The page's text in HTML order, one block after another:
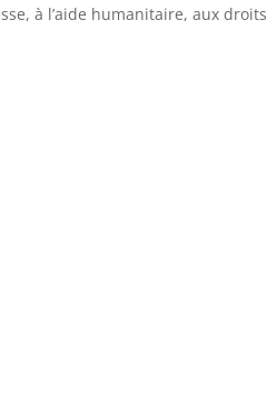
à l’aide humanitaire, aux